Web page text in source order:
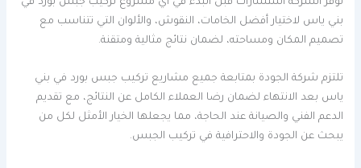
بني ياس لاختيار أفضل الخامات، النقوش، والألوان التي تتناسب مع
تصميم المكان ومساحته، لضمان نتائج مثالية ومتقنة.
تلتزم شركة الجودة بمتابعة جميع مشاريع تركيب جبس بورد في بني
ياس بعد الانتهاء لضمان رضا العملاء الكامل عن النتائج، مع تقديم
الدعم الفني والصيانة عند الحاجة، مما يجعلها الخيار الأمثل لكل من
يبحث عن الجودة والاحترافية في تركيب الجبس.